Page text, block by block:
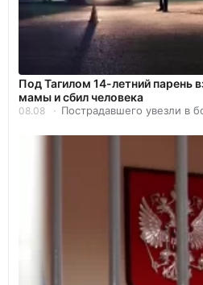
Под Тагилом 14-летний парень
мамы и сбил человека
08.08 Пострадавшего увезли в